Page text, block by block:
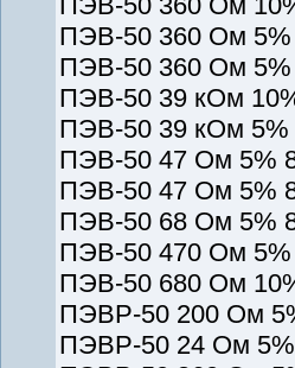
ПЭВ-50 360 Ом 5%
ПЭВ-50 360 Ом 5%
ПЭВ-50 39 кОм
ПЭВ-50 39 кОм 5%
ПЭВ-50 47 Ом 5%
ПЭВ-50 47 Ом 5%
ПЭВ-50 68 Ом 5%
ПЭВ-50 470 Ом 5%
ПЭВ-50 680 Ом
ПЭВР-50 200 Ом
ПЭВР-50 24 Ом